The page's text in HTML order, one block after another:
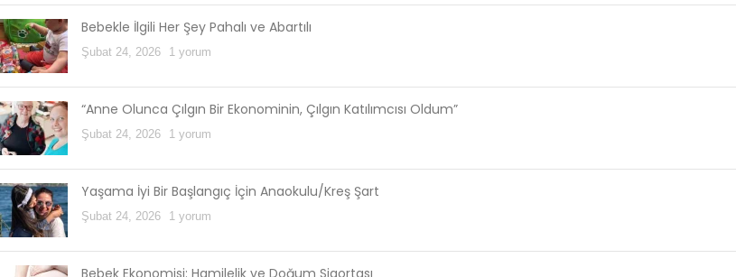
Bebekle İlgili Her Şey Pahalı ve Abartılı
Şubat 24, 2026 1 yorum
“Anne Olunca Çılgın Bir Ekonominin, Çılgın Katılımcısı Oldum”
Şubat 24, 2026 1 yorum
Yaşama İyi Bir Başlangıç İçin Anaokulu/Kreş Şart
Şubat 24, 2026 1 yorum